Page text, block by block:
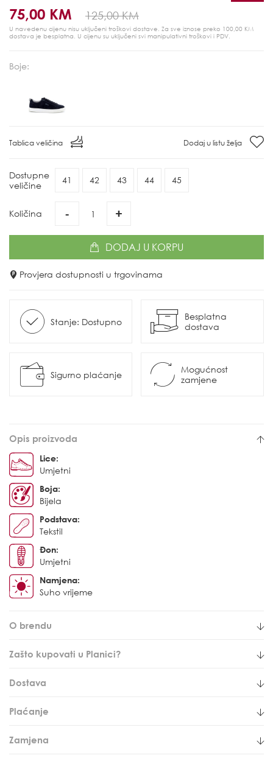
75,00 KM 125,00 KM
U navedenu cijenu nisu uključeni troškovi dostave. Za sve iznose preko 100,00 KM
dostava je besplatna. U cijenu su uključeni svi manipulativni troškovi i PDV.
Boje:
Tablica veličina Dodaj u listu želja
Dostupne
veličine
41 42 43 44 45
Količina - +
DODAJ U KORPU
Provjera dostupnosti u trgovinama
Stanje: Dostupno
Besplatna
dostava
Sigurno plaćanje
Mogućnost
zamjene
Opis proizvoda
Lice:
Umjetni
Boja:
Bijela
Podstava:
Tekstil
Đon:
Umjetni
Namjena:
Suho vrijeme
O brendu
Zašto kupovati u Planici?
Dostava
Plaćanje
Zamjena